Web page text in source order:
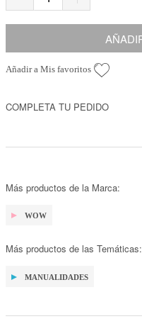
Añadir a Mis favoritos
COMPLETA TU PEDIDO
Más productos de la Marca:
WOW
Más productos de las Temáticas:
MANUALIDADES